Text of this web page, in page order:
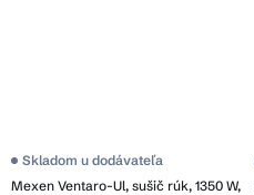
Mexen Ventaro-Ul, sušič rúk, 1350 W,
Skladom u dodávateľa